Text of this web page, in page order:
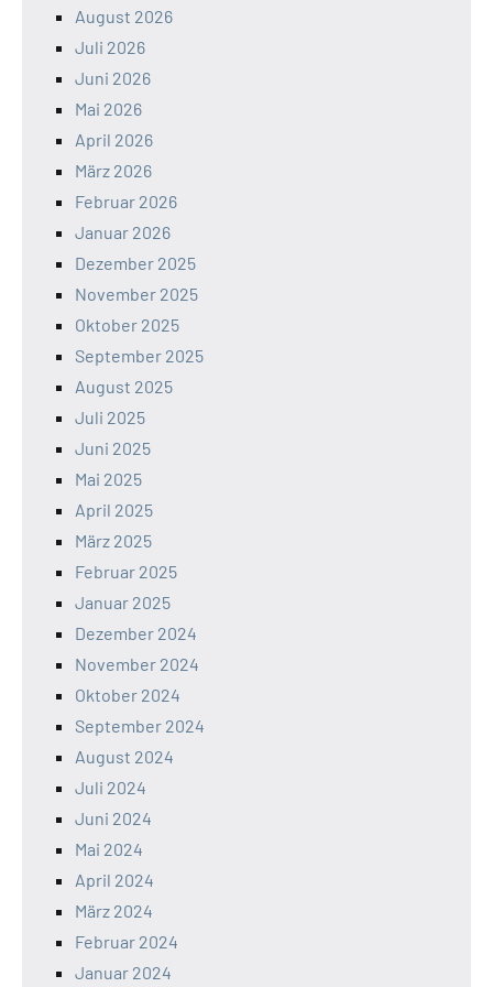
August 2026
Juli 2026
Juni 2026
Mai 2026
April 2026
März 2026
Februar 2026
Januar 2026
Dezember 2025
November 2025
Oktober 2025
September 2025
August 2025
Juli 2025
Juni 2025
Mai 2025
April 2025
März 2025
Februar 2025
Januar 2025
Dezember 2024
November 2024
Oktober 2024
September 2024
August 2024
Juli 2024
Juni 2024
Mai 2024
April 2024
März 2024
Februar 2024
Januar 2024